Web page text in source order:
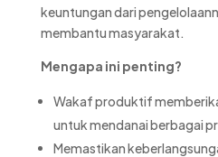
keuntungan dari
membantu masyarakat.
Mengapa ini penting?
Wakaf produktif
untuk mendanai berbagai
Memastikan